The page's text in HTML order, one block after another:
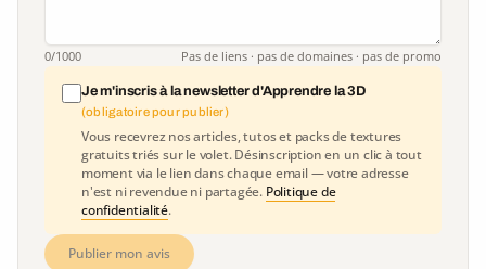
0/1000 Pas de liens · pas de domaines · pas de promo
Je m'inscris à la newsletter d'Apprendre la 3D
(obligatoire pour publier)
Vous recevrez nos articles, tutos et packs de textures
gratuits triés sur le volet. Désinscription en un clic à tout
moment via le lien dans chaque email — votre adresse
n'est ni revendue ni partagée. Politique de
confidentialité.
Publier mon avis